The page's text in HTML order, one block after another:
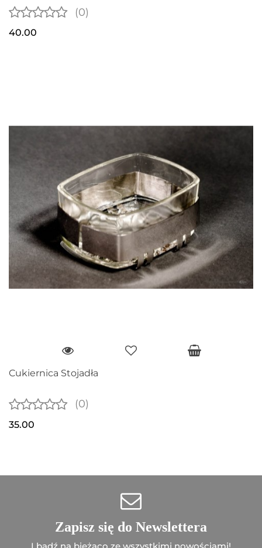
(0)
40.00
Cukiernica Stojadła
(0)
35.00
Zapisz się do Newslettera
I bądź na bieżąco ze wszystkimi nowościami!